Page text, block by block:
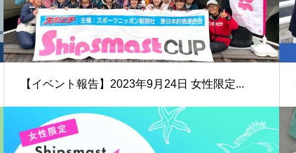
【イベント報告】2023年9月24日 女性限定...